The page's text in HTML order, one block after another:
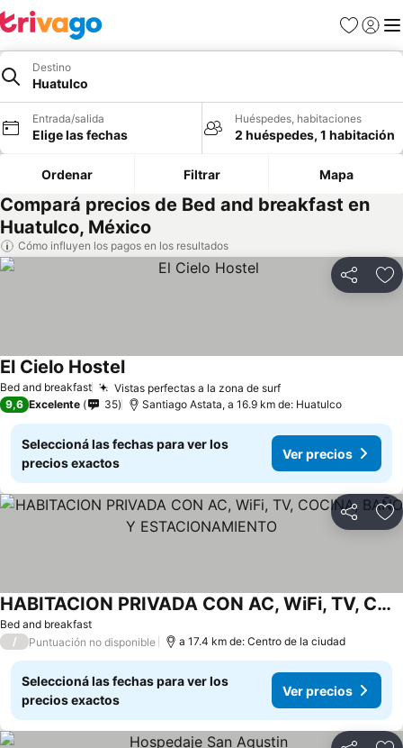
Favoritos
Iniciar
Destino
Huatulco
Entrada/salida
Elige las fechas
Huéspedes, habitaciones
2 huéspedes, 1 habitación
Ordenar Filtrar Mapa
Compará precios de Bed and breakfast en
Huatulco, México
Cómo influyen los pagos en los resultados
Compartir
Bed and breakfast Vistas perfectas a la zona de surfVer precios
El Cielo HostelVer precios
9,6 Excelente 35 Santiago Astata, a 16.9 km de: Huatulco
Seleccioná las fechas para ver los
precios exactos
Ver precios
Compartir
Bed and breakfast
HABITACION PRIVADA CON AC, WiFi, TV, COCINA, BAÑO Y ESTACIONAMIENTO
Ver precios
/ Puntuación no disponible a 17.4 km de: Centro de la ciudad
Seleccioná las fechas para ver los
precios exactos
Ver precios